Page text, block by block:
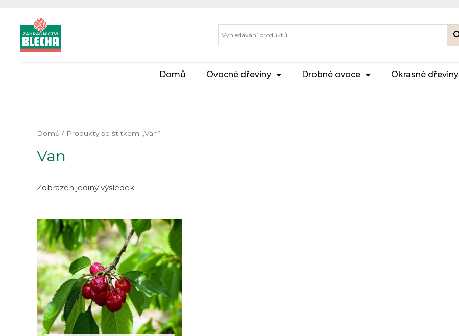
Domů Ovocné dřeviny Drobné ovoce Okrasné dřeviny
Domů / Produkty se štítkem „Van“
Van
Zobrazen jediný výsledek